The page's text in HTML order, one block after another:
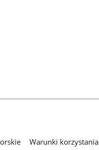
Warunki korzystania